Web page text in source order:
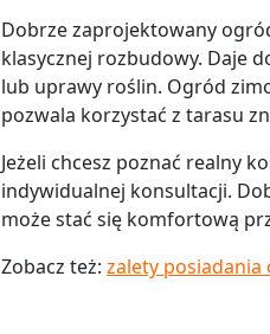
Dobrze zaprojektowany
klasycznej rozbudowy. Daje
lub uprawy roślin. Ogród
pozwala korzystać z tarasu
Jeżeli chcesz poznać realny
indywidualnej konsultacji.
może stać się komfortową
Zobacz też: zalety